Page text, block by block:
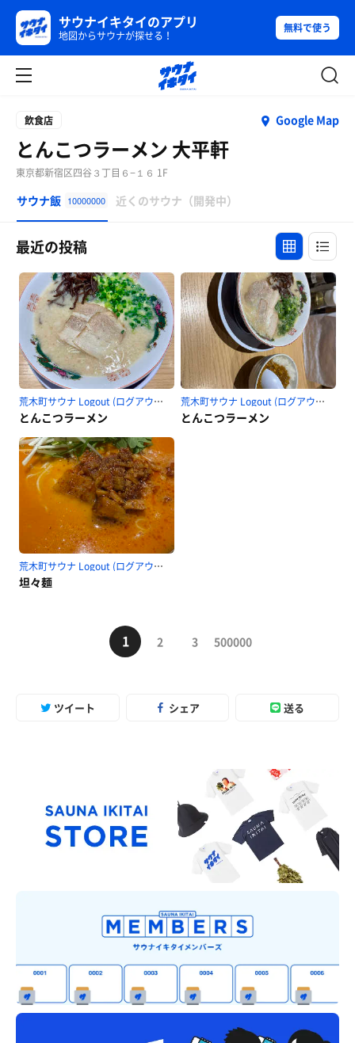
サウナイキタイのアプリ
地図からサウナが探せる！
無料で使う
飲食店 Google Map
とんこつラーメン 大平軒
東京都新宿区四谷３丁目６−１６ 1F
サウナ飯 10000000 近くのサウナ（開発中）
最近の投稿
荒木町サウナ Logout (ログアウト)のサ活
とんこつラーメン
荒木町サウナ Logout (ログアウト)のサ活
とんこつラーメン
荒木町サウナ Logout (ログアウト)のサ活
坦々麺
1 2 3 500000
ツイート シェア 送る